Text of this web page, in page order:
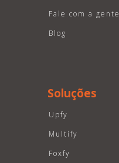
Fale com a gente
Blog
Soluções
Upfy
Multify
Foxfy